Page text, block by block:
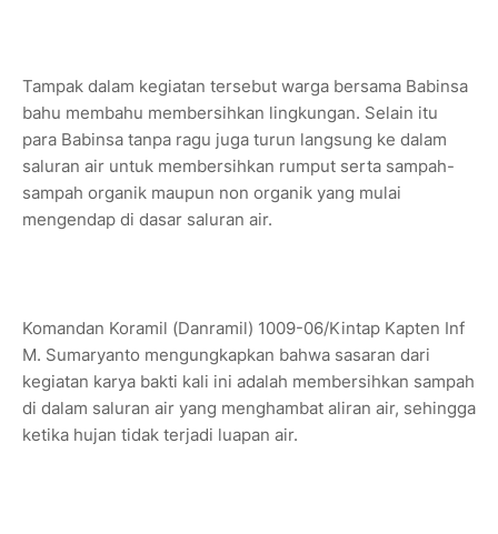
Tampak dalam kegiatan tersebut warga bersama Babinsa
bahu membahu membersihkan lingkungan. Selain itu
para Babinsa tanpa ragu juga turun langsung ke dalam
saluran air untuk membersihkan rumput serta sampah-
sampah organik maupun non organik yang mulai
mengendap di dasar saluran air.
Komandan Koramil (Danramil) 1009-06/Kintap Kapten Inf
M. Sumaryanto mengungkapkan bahwa sasaran dari
kegiatan karya bakti kali ini adalah membersihkan sampah
di dalam saluran air yang menghambat aliran air, sehingga
ketika hujan tidak terjadi luapan air.